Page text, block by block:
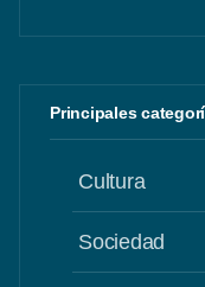
Principales
Cultura
Sociedad